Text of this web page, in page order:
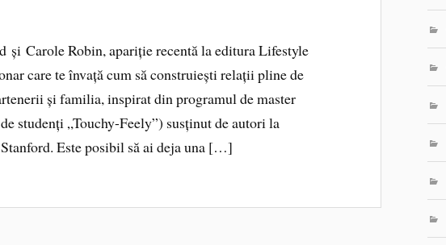
și Carole Robin, apariție recentă la editura Lifestyle
care te învață cum să construiești relații pline de
și familia, inspirat din programul de master
studenți „Touchy-Feely”) susținut de autori la
Este posibil să ai deja una […]